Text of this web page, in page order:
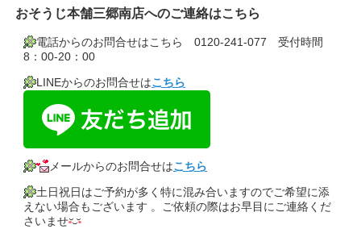
おそうじ本舗三郷南店へのご連絡はこちら
電話からのお問合せはこちら 0120-241-077 受付時間
8：00-20：00
LINEからのお問合せはこちら
メールからのお問合せはこちら
土日祝日はご予約が多く特に混み合いますのでご希望に添
えない場合もございます 。ご依頼の際はお早目にご連絡くだ
さいませ